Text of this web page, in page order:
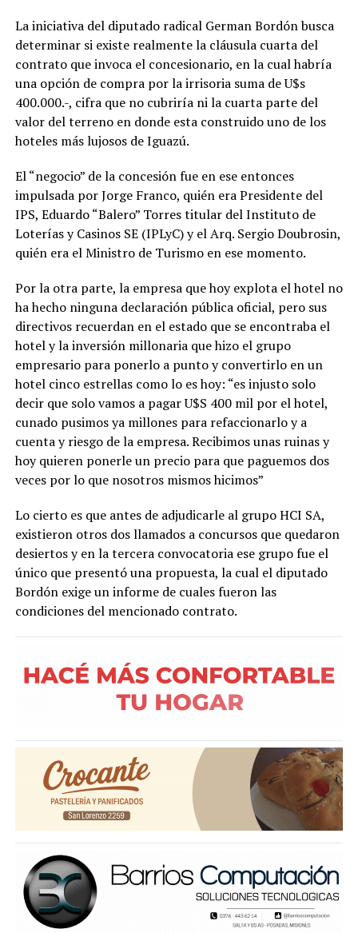
La iniciativa del diputado radical German Bordón busca
determinar si existe realmente la cláusula cuarta del
contrato que invoca el concesionario, en la cual habría
una opción de compra por la irrisoria suma de U$s
400.000.-, cifra que no cubriría ni la cuarta parte del
valor del terreno en donde esta construido uno de los
hoteles más lujosos de Iguazú.
El “negocio” de la concesión fue en ese entonces
impulsada por Jorge Franco, quién era Presidente del
IPS, Eduardo “Balero” Torres titular del Instituto de
Loterías y Casinos SE (IPLyC) y el Arq. Sergio Doubrosin,
quién era el Ministro de Turismo en ese momento.
Por la otra parte, la empresa que hoy explota el hotel no
ha hecho ninguna declaración pública oficial, pero sus
directivos recuerdan en el estado que se encontraba el
hotel y la inversión millonaria que hizo el grupo
empresario para ponerlo a punto y convertirlo en un
hotel cinco estrellas como lo es hoy: “es injusto solo
decir que solo vamos a pagar U$S 400 mil por el hotel,
cunado pusimos ya millones para refaccionarlo y a
cuenta y riesgo de la empresa. Recibimos unas ruinas y
hoy quieren ponerle un precio para que paguemos dos
veces por lo que nosotros mismos hicimos”
Lo cierto es que antes de adjudicarle al grupo HCI SA,
existieron otros dos llamados a concursos que quedaron
desiertos y en la tercera convocatoria ese grupo fue el
único que presentó una propuesta, la cual el diputado
Bordón exige un informe de cuales fueron las
condiciones del mencionado contrato.